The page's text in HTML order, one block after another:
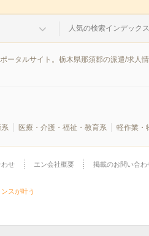
人気の検索インデックス
タルサイト。栃木県那須郡の派遣/求人
医療・介護・福祉・教育系 軽作業・
せ エン会社概要 掲載のお問い合わ
スが叶う